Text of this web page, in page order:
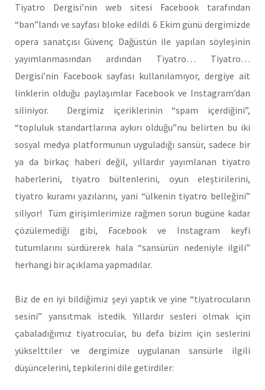
Tiyatro Dergisi’nin web sitesi Facebook tarafından
“ban”landı ve sayfası bloke edildi. 6 Ekim günü dergimizde
opera sanatçısı Güvenç Dağüstün ile yapılan söyleşinin
yayımlanmasından ardından Tiyatro… Tiyatro…
Dergisi’nin Facebook sayfası kullanılamıyor, dergiye ait
linklerin olduğu paylaşımlar Facebook ve Instagram’dan
siliniyor. Dergimiz içeriklerinin “spam içerdiğini”,
“topluluk standartlarına aykırı olduğu”nu belirten bu iki
sosyal medya platformunun uyguladığı sansür, sadece bir
ya da birkaç haberi değil, yıllardır yayımlanan tiyatro
haberlerini, tiyatro bültenlerini, oyun eleştirilerini,
tiyatro kuramı yazılarını, yani “ülkenin tiyatro belleğini”
siliyor! Tüm girişimlerimize rağmen sorun bugüne kadar
çözülemediği gibi, Facebook ve Instagram keyfi
tutumlarını sürdürerek hala “sansürün nedeniyle ilgili”
herhangi bir açıklama yapmadılar.
Biz de en iyi bildiğimiz şeyi yaptık ve yine “tiyatrocuların
sesini” yansıtmak istedik. Yıllardır sesleri olmak için
çabaladığımız tiyatrocular, bu defa bizim için seslerini
yükselttiler ve dergimize uygulanan sansürle ilgili
düşüncelerini, tepkilerini dile getirdiler: